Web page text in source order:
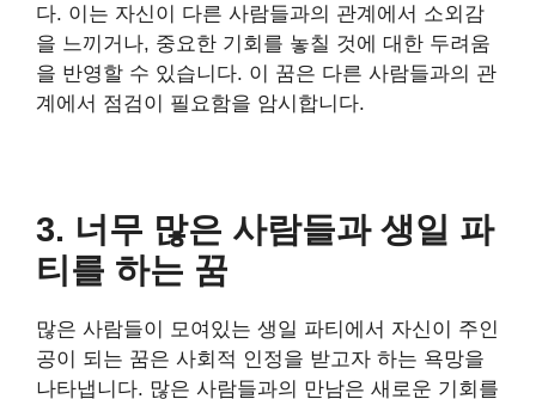
다. 이는 자신이 다른 사람들과의 관계에서 소외감
을 느끼거나, 중요한 기회를 놓칠 것에 대한 두려움
을 반영할 수 있습니다. 이 꿈은 다른 사람들과의 관
계에서 점검이 필요함을 암시합니다.
3. 너무 많은 사람들과 생일 파
티를 하는 꿈
많은 사람들이 모여있는 생일 파티에서 자신이 주인
공이 되는 꿈은 사회적 인정을 받고자 하는 욕망을
나타냅니다. 많은 사람들과의 만남은 새로운 기회를